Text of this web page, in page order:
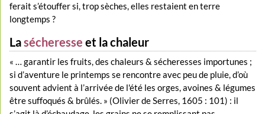
ferait s’étouffer si, trop sèches, elles restaient en terre
longtemps ?
Lasécheresse et la chaleur
« … garantir les fruits, des chaleurs & sécheresses importunes ;
si d’aventure le printemps se rencontre avec peu de pluie, d’où
souvent advient à l’arrivée de l'été les orges, avoines & légumes
être suffoqués & brûlés. » (Olivier de Serres, 1605 : 101) : il